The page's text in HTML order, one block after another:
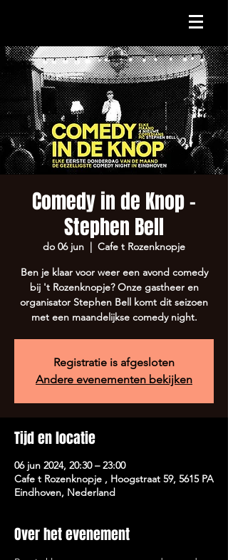
Comedy in de Knop -
Stephen Bell
do 06 jun
  |
Cafe t Rozenknopje
Ben je klaar voor weer een avond comedy
bij 't Rozenknopje? Onze gastheer en
organisator Stephen Bell komt dit seizoen
met een maandelijkse comedy night.
Registratie is afgesloten
Andere evenementen bekijken
Tijd en locatie
06 jun 2024, 20:30 – 23:00
Cafe t Rozenknopje , Hoogstraat 59, 5615 PA
Eindhoven, Nederland
Over het evenement